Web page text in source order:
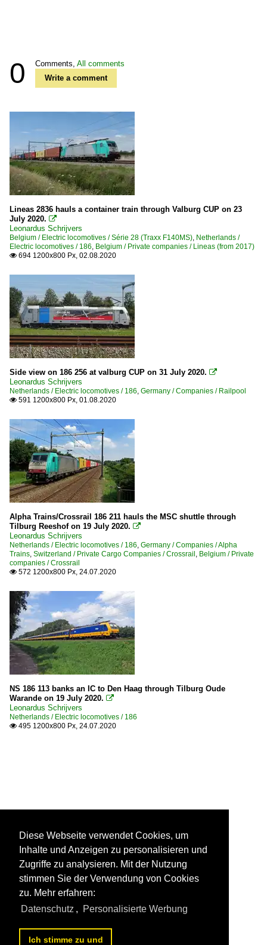
0 Comments, All comments
Write a comment
Lineas 2836 hauls a container train through Valburg CUP on 23
July 2020. 
Leonardus Schrijvers
Belgium / Electric locomotives / Série 28 (Traxx F140MS), Netherlands /
Electric locomotives / 186, Belgium / Private companies / Lineas (from 2017)
 694 1200x800 Px, 02.08.2020
Side view on 186 256 at valburg CUP on 31 July 2020. 
Leonardus Schrijvers
Netherlands / Electric locomotives / 186, Germany / Companies / Railpool
 591 1200x800 Px, 01.08.2020
Alpha Trains/Crossrail 186 211 hauls the MSC shuttle through
Tilburg Reeshof on 19 July 2020. 
Leonardus Schrijvers
Netherlands / Electric locomotives / 186, Germany / Companies / Alpha
Trains, Switzerland / Private Cargo Companies / Crossrail, Belgium / Private
companies / Crossrail
 572 1200x800 Px, 24.07.2020
NS 186 113 banks an IC to Den Haag through Tilburg Oude
Warande on 19 July 2020. 
Leonardus Schrijvers
Netherlands / Electric locomotives / 186
 495 1200x800 Px, 24.07.2020
Diese Webseite verwendet Cookies, um
Inhalte und Anzeigen zu personalisieren und
Zugriffe zu analysieren. Mit der Nutzung
stimmen Sie der Verwendung von Cookies
zu. Mehr erfahren:
Datenschutz , Personalisierte Werbung
Ich stimme zu und